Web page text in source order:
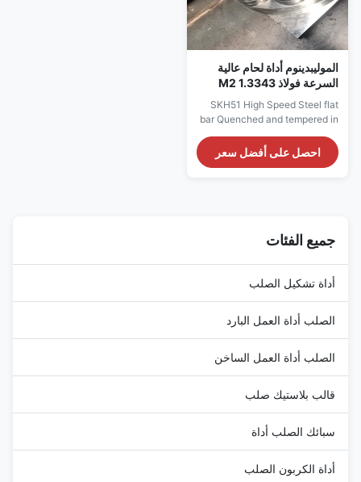
الموليبدينوم أداة لحام عالية
السرعة فولاذ M2 1.3343
SKH51 درجة
SKH51 High Speed Steel flat
bar Quenched and tempered in
type high speed steel, which
has the advantages of low
controlled.Due to its good
hardness and wear ...
احصل على أفضل سعر
جميع الفئات
أداة تشكيل الصلب
الصلب أداة العمل البارد
الصلب أداة العمل الساخن
قالب بلاستيك صلب
سبائك الصلب أداة
أداة الكربون الصلب